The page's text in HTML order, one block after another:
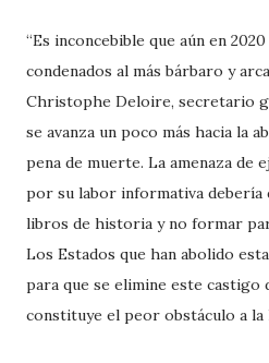
“Es inconcebible que aún en
condenados al más bárbaro y
Christophe Deloire, secretario
se avanza un poco más hacia la
pena de muerte. La amenaza de
por su labor informativa debería
libros de historia y no formar
Los Estados que han abolido
para que se elimine este castigo
constituye el peor obstáculo a la